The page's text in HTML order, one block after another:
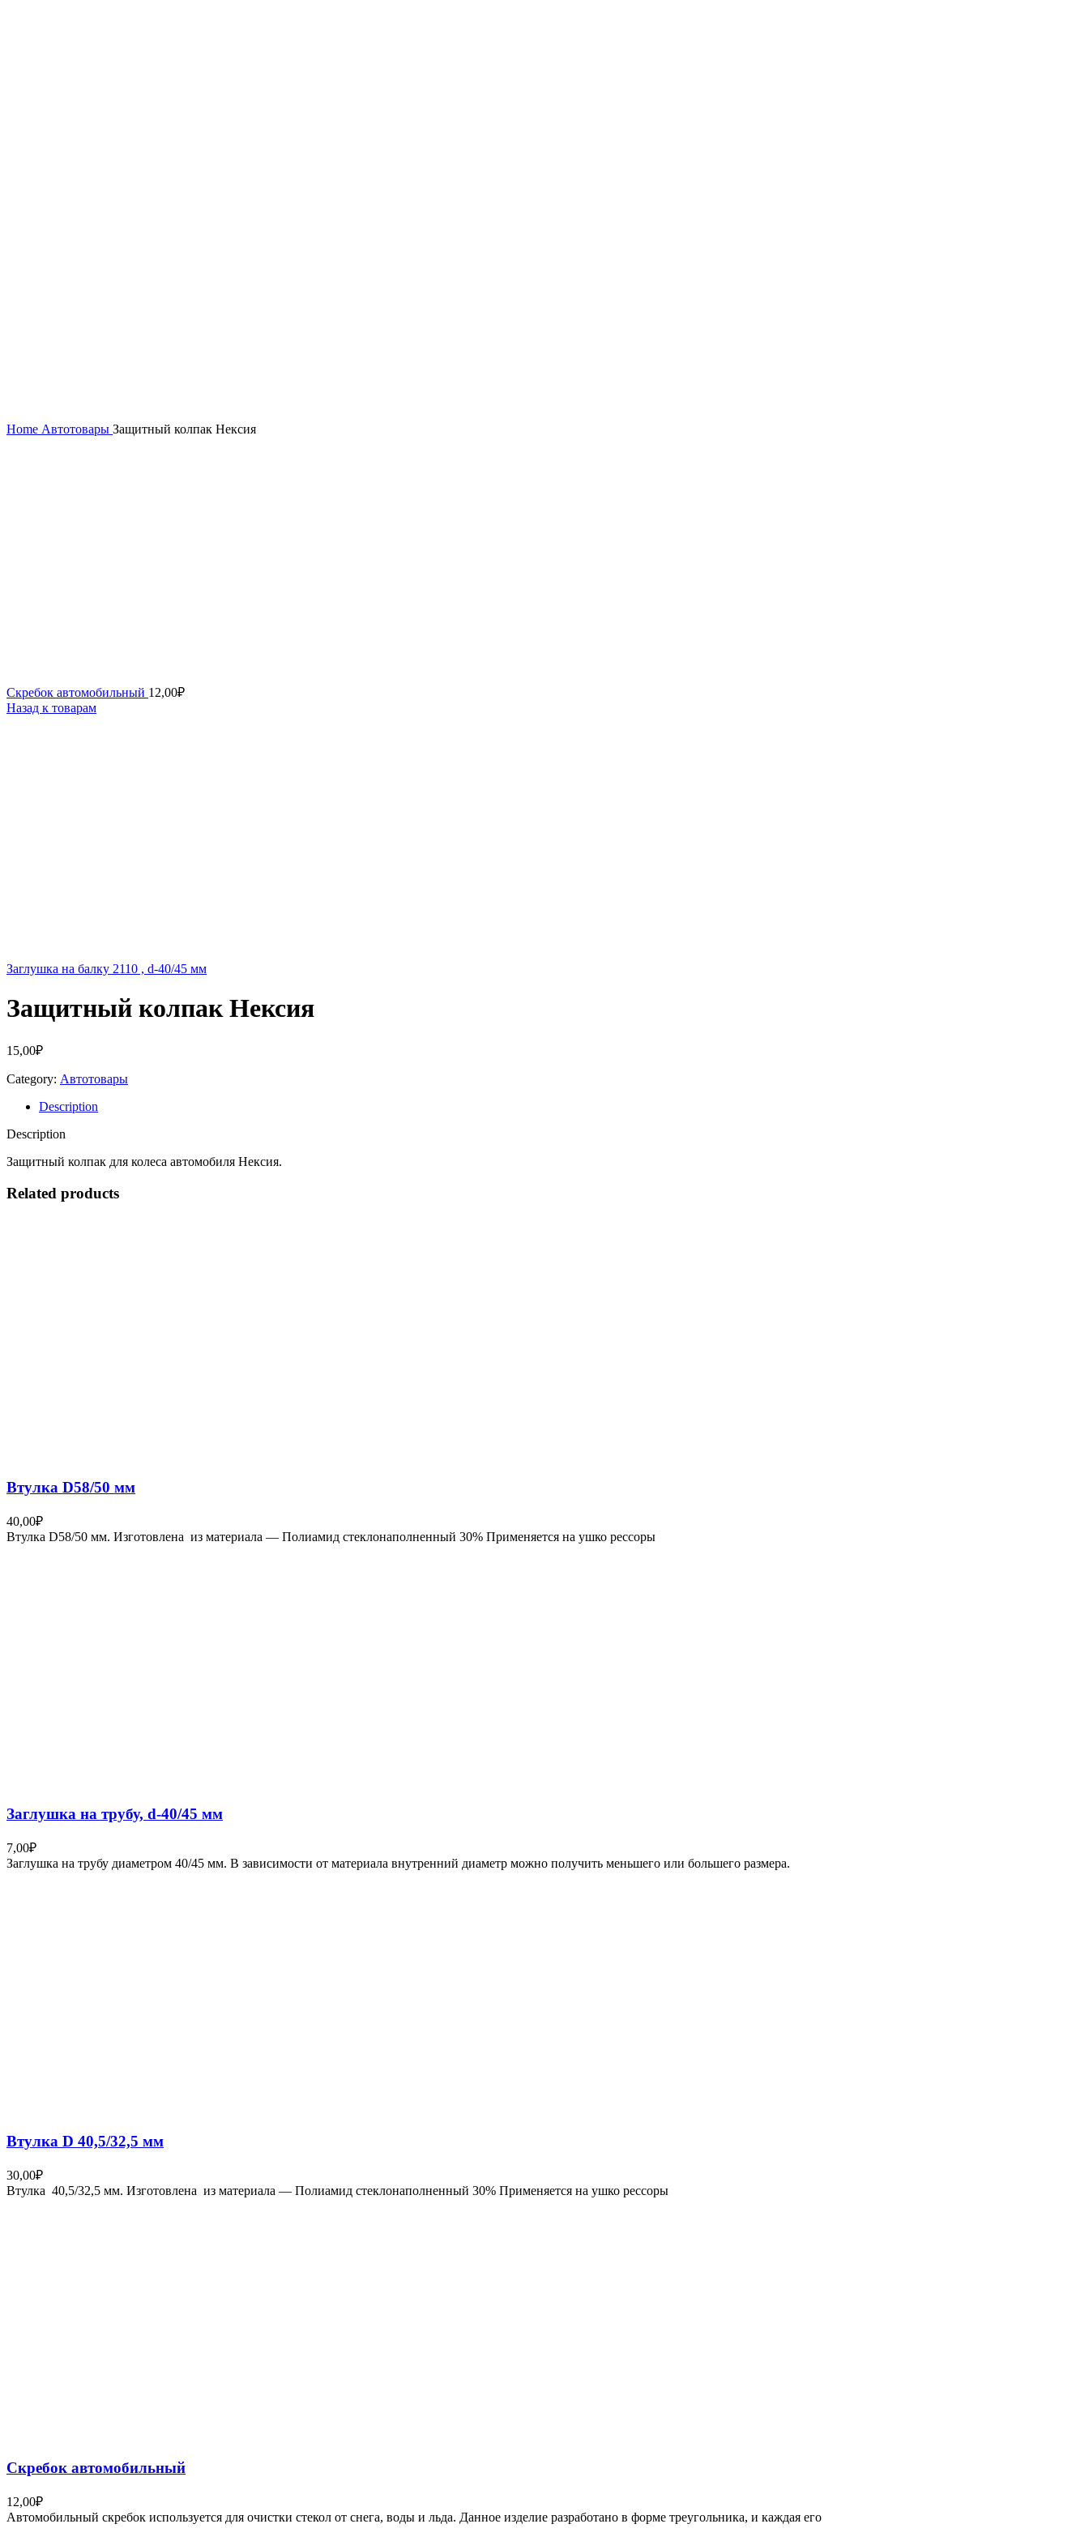
Home Автотовары Защитный колпак Нексия
Скребок автомобильный 12,00₽
Назад к товарам
Заглушка на балку 2110 , d-40/45 мм
Защитный колпак Нексия
15,00₽
Category: Автотовары
Description
Description
Защитный колпак для колеса автомобиля Нексия.
Related products
Втулка D58/50 мм
40,00₽
Втулка D58/50 мм. Изготовлена из материала — Полиамид стеклонаполненный 30% Применяется на ушко рессоры
Заглушка на трубу, d-40/45 мм
7,00₽
Заглушка на трубу диаметром 40/45 мм. В зависимости от материала внутренний диаметр можно получить меньшего или большего размера.
Втулка D 40,5/32,5 мм
30,00₽
Втулка 40,5/32,5 мм. Изготовлена из материала — Полиамид стеклонаполненный 30% Применяется на ушко рессоры
Скребок автомобильный
12,00₽
Автомобильный скребок используется для очистки стекол от снега, воды и льда. Данное изделие разработано в форме треугольника, и каждая его